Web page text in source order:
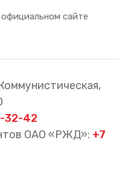
сайте
32-42
ОАО «РЖД»: +7